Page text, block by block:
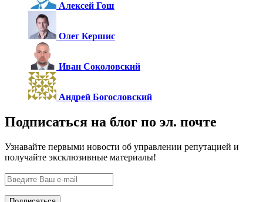
Алексей Гош
Олег Кершис
Иван Соколовский
Андрей Богословский
Подписаться на блог по эл. почте
Узнавайте первыми новости об управлении репутацией и
получайте эксклюзивные материалы!